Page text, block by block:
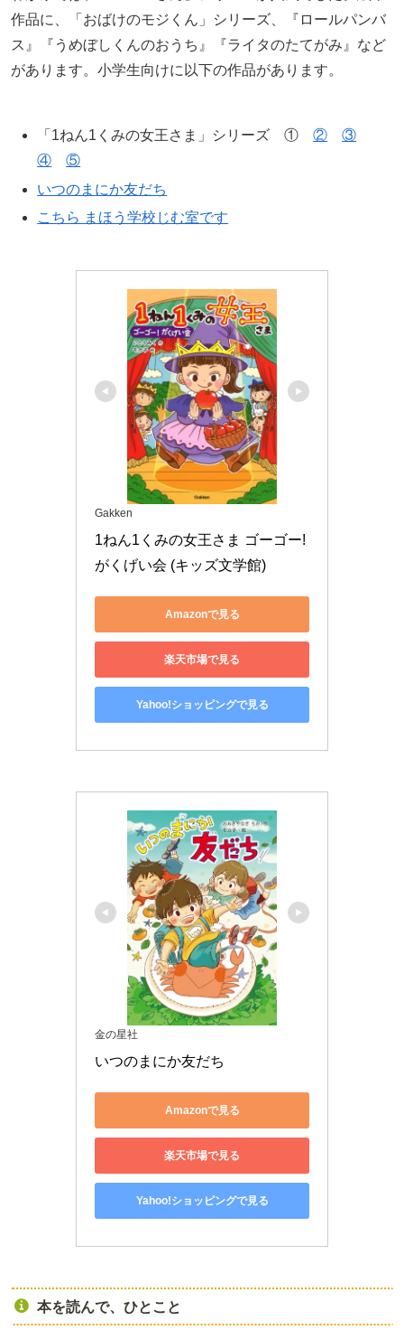
作品に、「おばけのモジくん」シリーズ、『ロールパンバ
ス』『うめぼしくんのおうち』『ライタのたてがみ』など
があります。小学生向けに以下の作品があります。
「1ねん1くみの女王さま」シリーズ ①②
③
④
⑤
いつのまにか友だち
こちら まほう学校じむ室です
Gakken
1ねん1くみの女王さま ゴーゴー!
がくげい会 (キッズ文学館)
Amazonで見る
楽天市場で見る
Yahoo!ショッピングで見る
金の星社
いつのまにか友だち
Amazonで見る
楽天市場で見る
Yahoo!ショッピングで見る
本を読んで、ひとこと